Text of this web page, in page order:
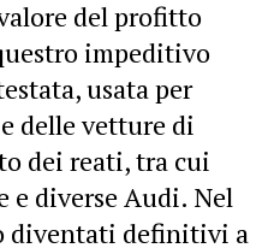
del profitto
impeditivo
usata per
delle vetture di
dei reati, tra cui
e diverse Audi. Nel
diventati definitivi a